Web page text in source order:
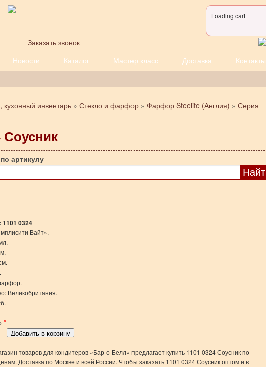
Заказать звонок
Loading cart
Новости Каталог Мастер класс Доставка Контакты
кухонный инвентарь » Стекло и фарфор » Фарфор Steelite (Англия) » Серия
Соусник
артикулу
1101 0324
Вайт».
Великобритания.
*
товаров для кондитеров «Бар-о-Белл» предлагает купить 1101 0324 Соусник по
Доставка по Москве и всей России. Чтобы заказать 1101 0324 Соусник оптом и в